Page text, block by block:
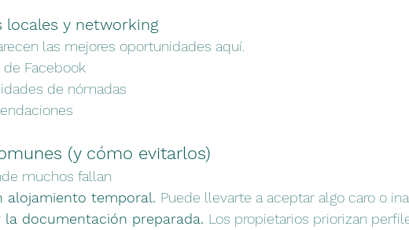
locales y networking
las mejores oportunidades aquí.
de Facebook
de nómadas
(y cómo evitarlos)
muchos fallan
alojamiento temporal. Puede llevarte a aceptar algo caro o
la documentación preparada. Los propietarios priorizan